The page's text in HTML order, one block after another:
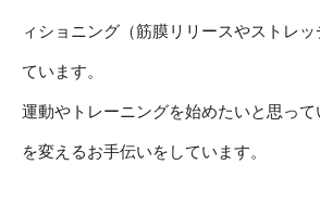
ィショニング（筋膜リリースやストレ
ています。
運動やトレーニングを始めたいと思って
を変えるお手伝いをしています。